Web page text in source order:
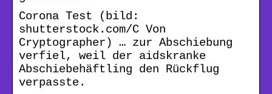
Corona Test (bild:
shutterstock.com/C Von
Cryptographer) … zur Abschiebung
verfiel, weil der aidskranke
Abschiebehäftling den Rückflug
verpasste.